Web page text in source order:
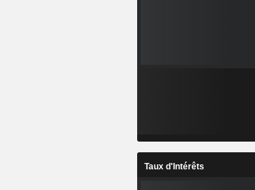
Taux d'Intérêts